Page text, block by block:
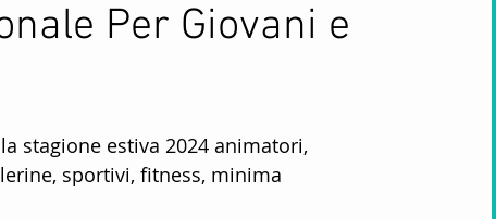
Estiva Agenzia Di Animazione Turistica
Per Giovani e
stagione estiva 2024 animatori,
sportivi, fitness, minima